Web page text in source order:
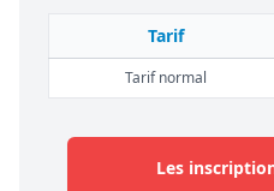
Tarif
Tarif normal
Les